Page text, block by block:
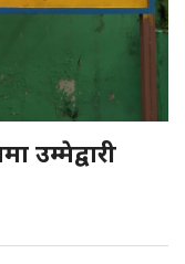
उम्मेद्वारी